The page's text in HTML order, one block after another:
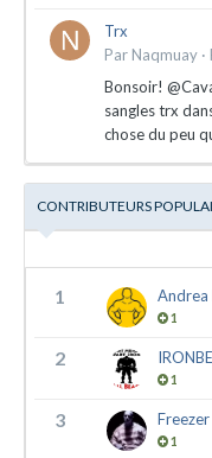
Trx
Par Naqmuay ·
Bonsoir!
sangles trx
chose du peu
CONTRIBUTEURS
1
1
2
1
3 Freezer
1